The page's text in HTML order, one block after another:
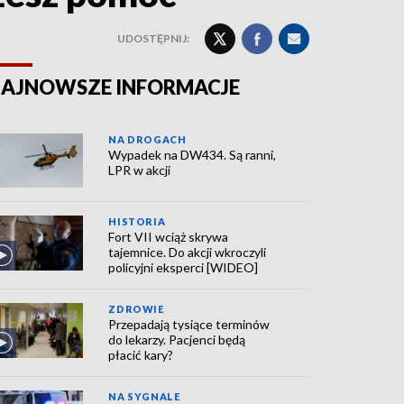
UDOSTĘPNIJ:
INFORMACJE
NA DROGACH
Wypadek na DW434. Są ranni,
LPR w akcji
HISTORIA
Fort VII wciąż skrywa
tajemnice. Do akcji wkroczyli
policyjni eksperci [WIDEO]
ZDROWIE
Przepadają tysiące terminów
do lekarzy. Pacjenci będą
płacić kary?
NA SYGNALE